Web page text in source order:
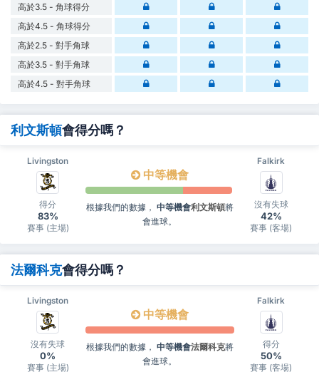
高於3.5 - 角球得分
高於4.5 - 角球得分
高於2.5 - 對手角球
高於3.5 - 對手角球
高於4.5 - 對手角球
利文斯頓會得分嗎？
Livingston Falkirk
得分
83%
賽事 (主場)
中等機會
根據我們的數據， 中等機會利文斯頓將
會進球。
沒有失球
42%
賽事 (客場)
法爾科克會得分嗎？
Livingston Falkirk
沒有失球
0%
賽事 (主場)
中等機會
根據我們的數據， 中等機會法爾科克將
會進球。
得分
50%
賽事 (客場)